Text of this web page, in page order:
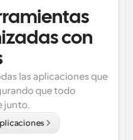
con
las aplicaciones que
que todo
junto.